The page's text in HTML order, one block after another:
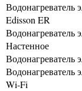
Водонагреватель
Edisson ER
Водонагреватель
Настенное
Водонагреватель
Водонагреватель
Wi-Fi